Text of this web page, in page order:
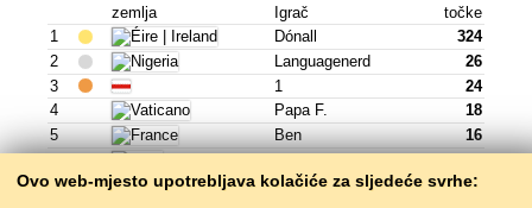
zemlja Igrač
točke
1
Dónall
324
2
Languagenerd
26
3
1
24
4
Papa F.
18
5
Ben
16
7
J+t
12
Ovo web-mjesto upotrebljava kolačiće za sljedeće svrhe: